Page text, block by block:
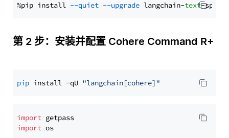
%pip install --quiet --upgrade langchain-text
第 2 步：安装并配置 Cohere Command R+
pip install -qU "langchain[cohere]"
import
import os